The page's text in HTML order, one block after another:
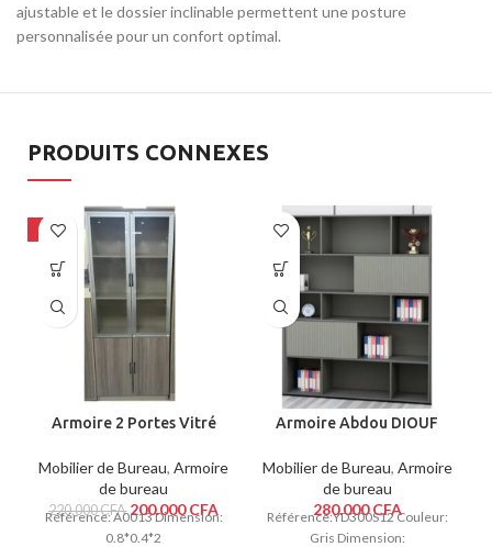
ajustable et le dossier inclinable permettent une posture
personnalisée pour un confort optimal.
PRODUITS CONNEXES
-9%
Armoire 2 Portes Vitré
Mobilier de Bureau,Armoire
de bureau
220.000CFA 200.000CFA
Référence: A0013 Dimension:
0.8*0.4*2
Armoire Abdou DIOUF
Mobilier de Bureau, Armoire
de bureau
280.000CFA
Référence:YD300S12 Couleur:
Gris Dimension: